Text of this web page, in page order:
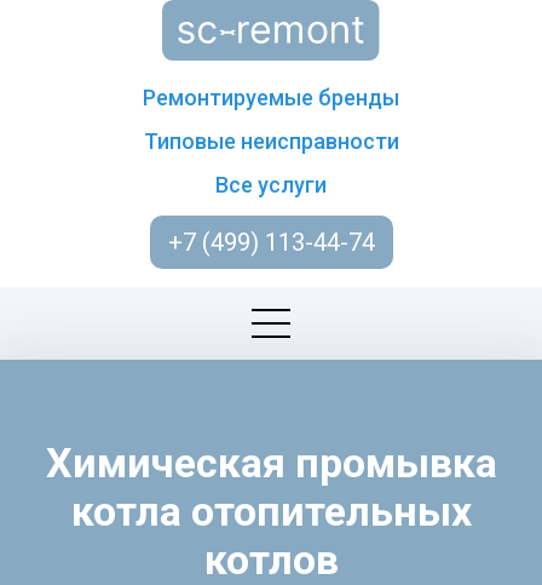
Ремонтируемые бренды
Типовые неисправности
Все услуги
+7 (499) 113-44-74
Химическая промывка
котла отопительных
котлов